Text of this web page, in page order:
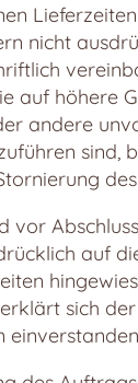
nicht
auf höhere
andere
sind,
vor
auf
sich